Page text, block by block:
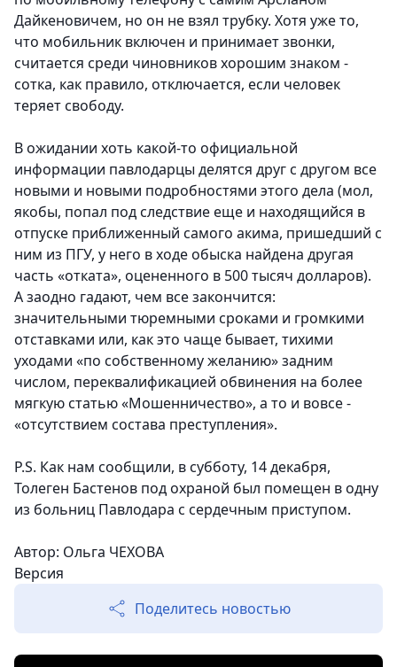
Дайкеновичем, но он не взял трубку. Хотя уже то,
что мобильник включен и принимает звонки,
считается среди чиновников хорошим знаком -
сотка, как правило, отключается, если человек
теряет свободу.
В ожидании хоть какой-то официальной
информации павлодарцы делятся друг с другом все
новыми и новыми подробностями этого дела (мол,
якобы, попал под следствие еще и находящийся в
отпуске приближенный самого акима, пришедший с
ним из ПГУ, у него в ходе обыска найдена другая
часть «отката», оцененного в 500 тысяч долларов).
А заодно гадают, чем все закончится:
значительными тюремными сроками и громкими
отставками или, как это чаще бывает, тихими
уходами «по собственному желанию» задним
числом, переквалификацией обвинения на более
мягкую статью «Мошенничество», а то и вовсе -
«отсутствием состава преступления».
P.S. Как нам сообщили, в субботу, 14 декабря,
Толеген Бастенов под охраной был помещен в одну
из больниц Павлодара с сердечным приступом.
Автор: Ольга ЧЕХОВА
Версия
Поделитесь новостью